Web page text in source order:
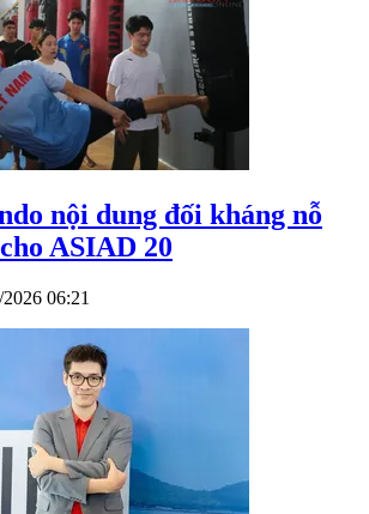
nội dung đối kháng nỗ
ASIAD 20
06:21